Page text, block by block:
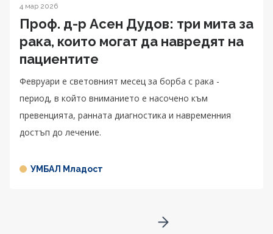
4 мар 2026
Проф. д-р Асен Дудов: три мита за
рака, които могат да навредят на
пациентите
Февруари е световният месец за борба с рака -
период, в който вниманието е насочено към
превенцията, ранната диагностика и навременния
достъп до лечение.
УМБАЛ Младост
Go to next page